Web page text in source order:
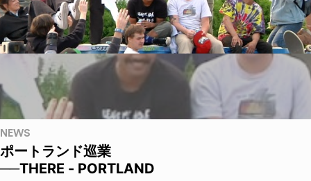
NEWS
ポートランド巡業
──THERE - PORTLAND